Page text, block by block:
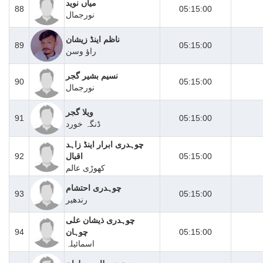
88
میاں نوید
نورجمال
05:15:00
89
ناظم اینڈ زیشان
راؤ وسن
05:15:00
90
نسیم بشیر گجر
نورجمال
05:15:00
91
ویلا گجر
ڈنگہ خورد
05:15:00
92
چوہدری ابرار اینڈ زاہد
اقبال
کھوڑی عالم
05:15:00
93
چوہدری احتشام
رندھیر
05:15:00
94
چوہدری ذیشان علی
چوہان
اسمائیلہ
05:15:00